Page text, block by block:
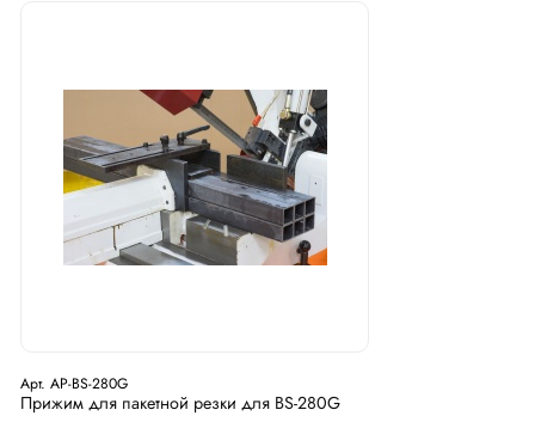
Арт. AP-BS-280G
Прижим для пакетной резки для BS-280G